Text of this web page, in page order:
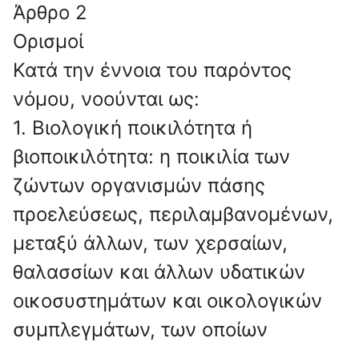
Άρθρο 2
Ορισμοί
Κατά την έννοια του παρόντος
νόμου, νοούνται ως:
1. Βιολογική ποικιλότητα ή
βιοποικιλότητα: η ποικιλία των
ζώντων οργανισμών πάσης
προελεύσεως, περιλαμβανομένων,
μεταξύ άλλων, των χερσαίων,
θαλασσίων και άλλων υδατικών
οικοσυστημάτων και οικολογικών
συμπλεγμάτων, των οποίων